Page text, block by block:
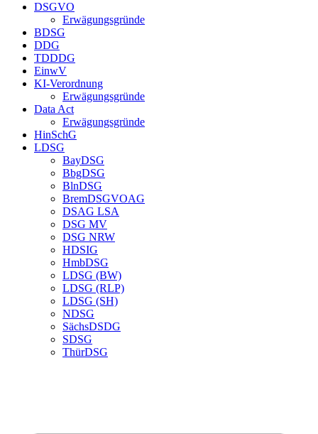
DSGVO
Erwägungsgründe
BDSG
DDG
TDDDG
EinwV
KI-Verordnung
Erwägungsgründe
Data Act
Erwägungsgründe
HinSchG
LDSG
BayDSG
BbgDSG
BlnDSG
BremDSGVOAG
DSAG LSA
DSG MV
DSG NRW
HDSIG
HmbDSG
LDSG (BW)
LDSG (RLP)
LDSG (SH)
NDSG
SächsDSDG
SDSG
ThürDSG